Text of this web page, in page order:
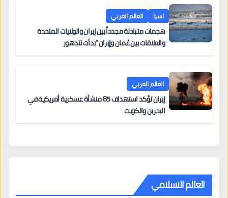
اسيا العالم العربي
هجمات متبادلة مجدداً بين إيران والولايات المتحدة
والعلاقات بين عُمان وإيران “بدأت تتدهور
العالم العربي
إيران تؤكد استهداف 85 منشأة عسكرية أمريكية في
البحرين والكويت
العالم الاسلامي